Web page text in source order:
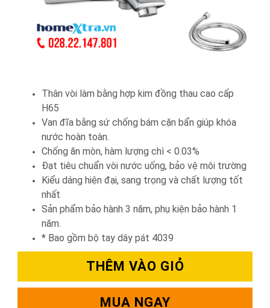
Thân vòi làm bằng hợp kim đồng thau cao cấp
H65
Van đĩa bằng sứ chống bám cặn bẩn giúp khóa
nước hoàn toàn.
Chống ăn mòn, hàm lượng chì < 0.03%
Đạt tiêu chuẩn vòi nước uống, bảo vệ môi trường
Kiểu dáng hiện đại, sang trọng và chất lượng tốt
nhất
Sản phẩm bảo hành 3 năm, phụ kiện bảo hành 1
năm.
* Bao gồm bộ tay dây pát 4039
THÊM VÀO GIỎ
MUA NGAY